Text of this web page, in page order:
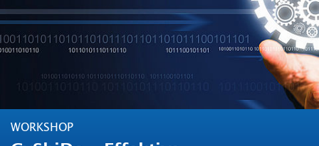
Blogs Kontakt und Anfahrt Webmail Moodle
TH Online-Portal Personensuche English
WORKSHOP